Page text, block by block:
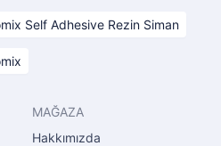
Self Adhesive Rezin Siman
MAĞAZA
Hakkımızda